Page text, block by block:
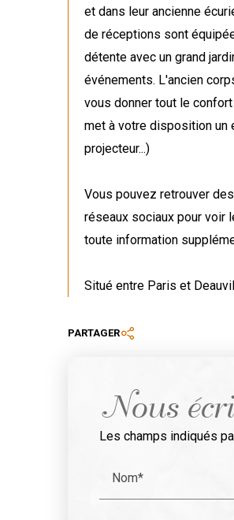
et dans leur ancienne
de réceptions sont
détente avec un grand
événements. L'ancien
vous donner tout le
met à votre disposition un
projecteur...)
Vous pouvez retrouver
réseaux sociaux pour voir
toute information
Situé entre Paris et
PARTAGER
Nous
Les champs indiqués
Nom*